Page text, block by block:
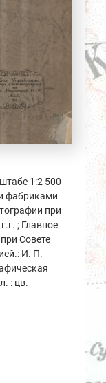
1:2 500
фабриками
при
; Главное
Совете
И. П.
: цв.